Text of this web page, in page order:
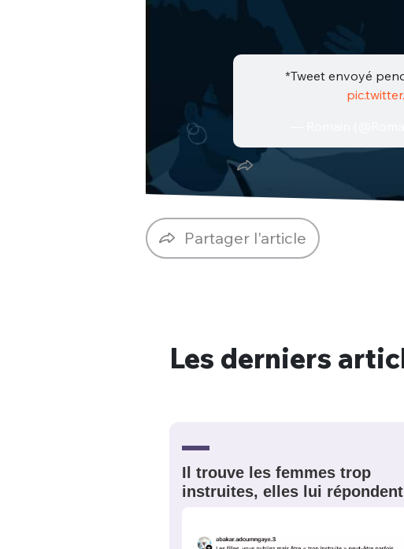
*Tweet envoyé
Partager l'article
Les derniers
Il trouve les femmes trop
instruites, elles lui répondent
PSEUDO*
VOTRE PARTICIPATION
Que souhaitez-